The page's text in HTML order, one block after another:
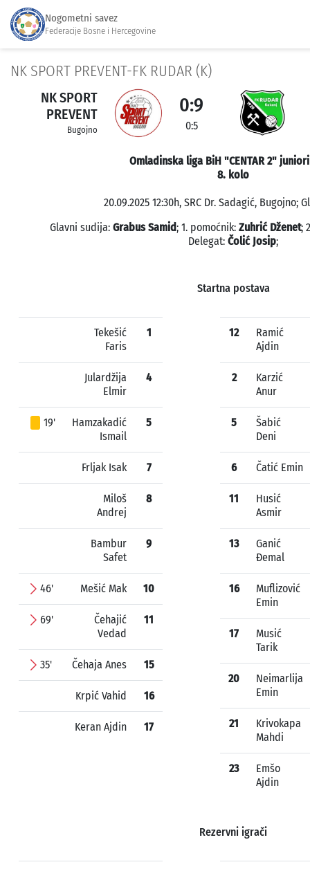
Nogometni savez
Federacije Bosne i Hercegovine
NK SPORT PREVENT-FK RUDAR (K)
NK SPORT
PREVENT
Bugojno
0:9
0:5
Omladinska liga BiH "CENTAR 2"
8. kolo
20.09.2025 12:30h, SRC Dr. Sadagić, Bugojno;
Glavni sudija: Grabus Samid; 1. pomoćnik: Zuhrić Dženet;
Delegat: Čolić Josip;
Startna postava
Tekešić
Faris
1
Julardžija
Elmir
4
19'
Hamzakadić
Ismail
5
Frljak Isak 7
Miloš
Andrej
8
Bambur
Safet
9
46' Mešić Mak 10
69'
Čehajić
Vedad
11
35' Čehaja Anes 15
Krpić Vahid 16
Keran Ajdin 17
12
Ramić
Ajdin
2
Karzić
Anur
5
Šabić
Deni
6 Čatić Emin
11
Husić
Asmir
13
Ganić
Đemal
16
Muflizović
Emin
17
Musić
Tarik
20
Neimarlija
Emin
21
Krivokapa
Mahdi
23
Emšo
Ajdin
Rezervni igrači